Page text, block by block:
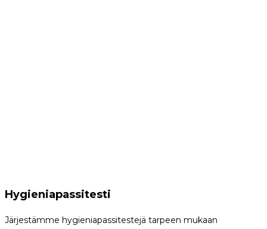
Hygieniapassitesti
Järjestämme hygieniapassitestejä tarpeen mukaan